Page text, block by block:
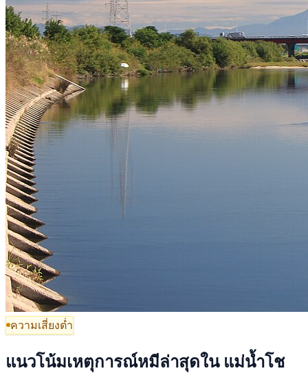
ความเสี่ยงต่ำ
แนวโน้มเหตุการณ์หมีล่าสุดใน แม่น้ำโช